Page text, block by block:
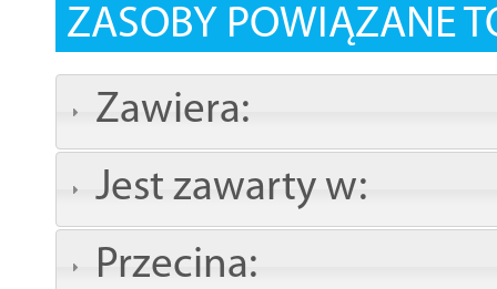
ZASOBY POWIĄZANE
Zawiera:
Jest zawarty w:
Przecina: